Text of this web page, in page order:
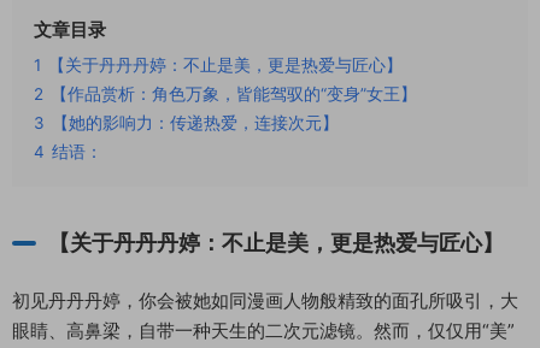
文章目录
1
【关于丹丹丹婷：不止是美，更是热爱与匠心】
2
【作品赏析：角色万象，皆能驾驭的“变身”女王】
3
【她的影响力：传递热爱，连接次元】
4 结语：
【关于丹丹丹婷：不止是美，更是热爱与匠心】
初见丹丹丹婷，你会被她如同漫画人物般精致的面孔所吸引，大
眼睛、高鼻梁，自带一种天生的二次元滤镜。然而，仅仅用“美”